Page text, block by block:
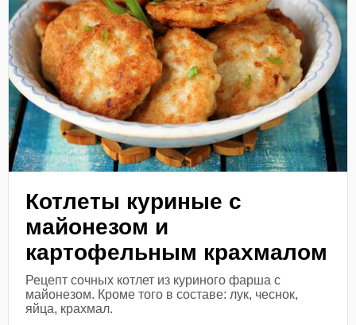
Котлеты куриные с
майонезом и
картофельным крахмалом
Рецепт сочных котлет из куриного фарша с
майонезом. Кроме того в составе: лук, чеснок,
яйца, крахмал.